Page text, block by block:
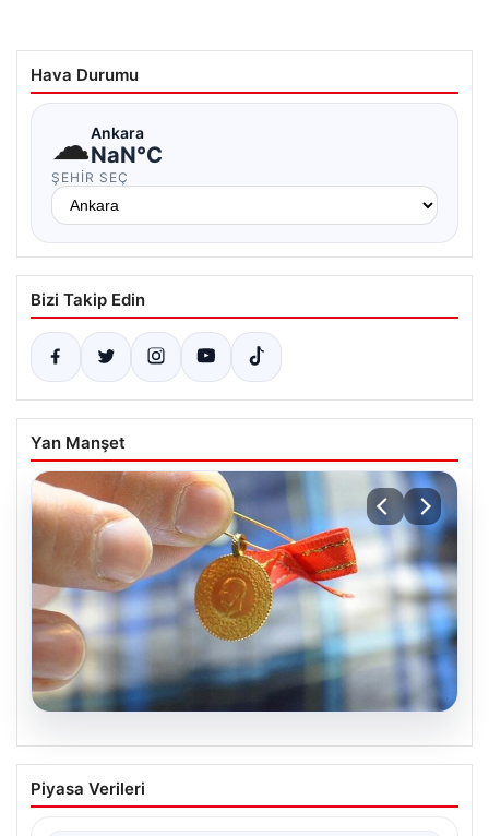
Hava Durumu
☁Ankara
NaN°C
ŞEHIR SEÇ
Bizi Takip Edin
Yan Manşet
Altın fiyatları canlı 8 Nisan 2026: Altın
fiyatları ne kadar oldu? Gram, çeyrek,
Piyasa Verileri